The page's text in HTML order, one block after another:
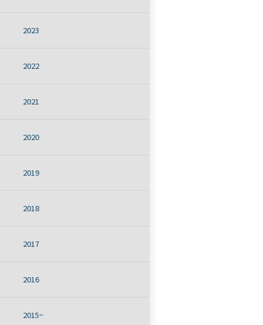
2023
2022
2021
2020
2019
2018
2017
2016
2015~